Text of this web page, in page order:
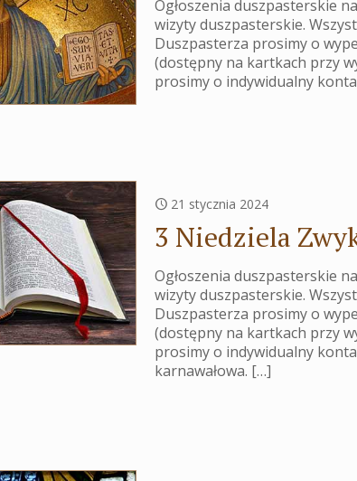
Ogłoszenia duszpasterskie
wizyty duszpasterskie.
Duszpasterza prosimy o
(dostępny na kartkach przy
prosimy o indywidualny
21 stycznia 2024
3 Niedziela
Ogłoszenia duszpasterskie
wizyty duszpasterskie.
Duszpasterza prosimy o
(dostępny na kartkach przy
prosimy o indywidualny
karnawałowa. […]